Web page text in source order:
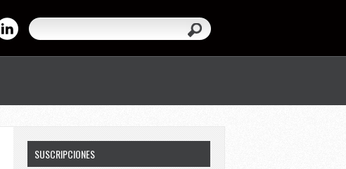
SUSCRIPCIONES